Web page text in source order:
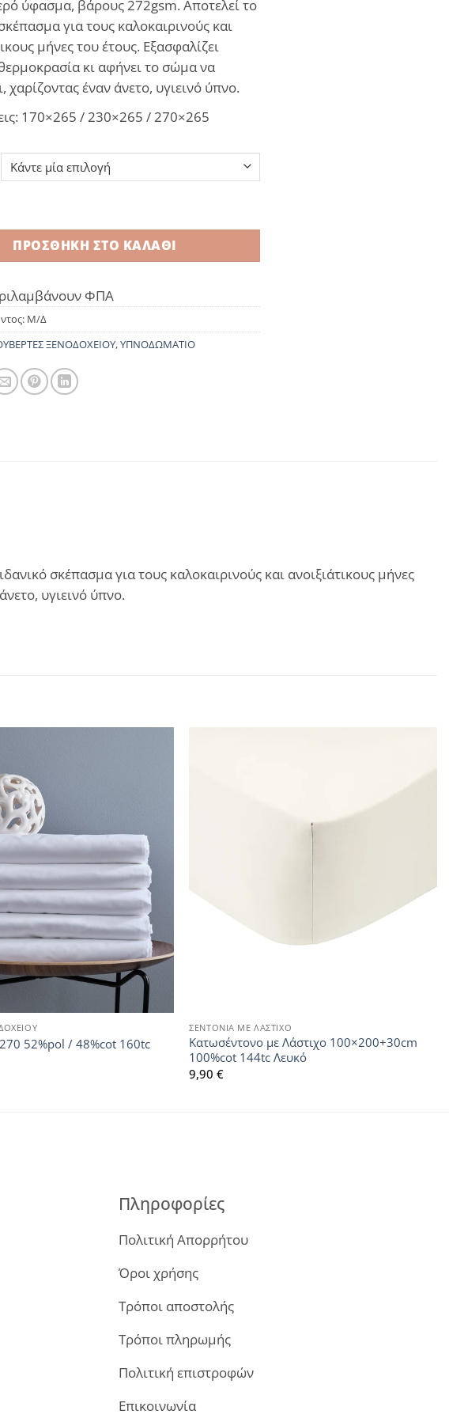
ύφασμα, βάρους 272gsm. Αποτελεί το
για τους καλοκαιρινούς και
μήνες του έτους. Εξασφαλίζει
κι αφήνει το σώμα να
χαρίζοντας έναν άνετο, υγιεινό ύπνο.
170×265 / 230×265 / 270×265
100%cot Light Grey ποσότητα
ΠΡΟΣΘΉΚΗ ΣΤΟ ΚΑΛΆΘΙ
ΦΠΑ
Μ/Δ
ΞΕΝΟΔΟΧΕΙΟΥ,ΥΠΝΟΔΩΜΑΤΙΟ
σκέπασμα για τους καλοκαιρινούς και ανοιξιάτικους μήνες
υγιεινό ύπνο.
52%pol / 48%cot 160tc
ΣΕΝΤΟΝΙΑ ΜΕ ΛΑΣΤΙΧΟ
Κατωσέντονο με Λάστιχο 100×200+30cm
100%cot 144tc Λευκό
9,90€
Πληροφορίες
Πολιτική Απορρήτου
Όροι χρήσης
Τρόποι αποστολής
Τρόποι πληρωμής
Πολιτική επιστροφών
Επικοινωνία